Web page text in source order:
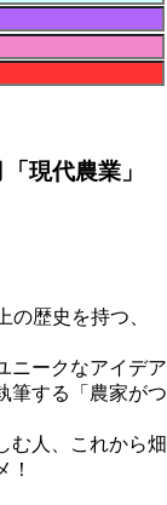
現代農業」
歴史を持つ、
ニークなアイデア
筆する「農家がつ
む人、これから畑
！